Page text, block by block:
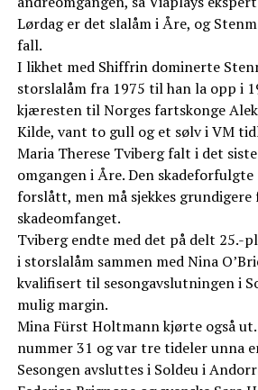
Lørdag er det slalåm i Åre, og
fall.
I likhet med Shiffrin dominerte
storslalåm fra 1975 til han la opp i
kjæresten til Norges fartskonge
Kilde, vant to gull og et sølv i VM
Maria Therese Tviberg falt i det
omgangen i Åre. Den
forslått, men må sjekkes
skadeomfanget.
Tviberg endte med det på delt 25.-
i storslalåm sammen med Nina
kvalifisert til sesongavslutningen i
mulig margin.
Mina Fürst Holtmann kjørte også
nummer 31 og var tre tideler unna
Sesongen avsluttes i Soldeu i